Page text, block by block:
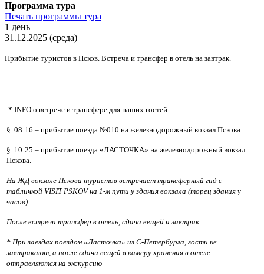
Программа тура
Печать программы тура
1 день
31.12.2025 (среда)
Прибытие туристов в Псков. Встреча и трансфер в отель на завтрак.
* INFO о встрече и трансфере для наших гостей
§ 08:16 – прибытие поезда №010 на железнодорожный вокзал Пскова.
§ 10:25 – прибытие поезда «ЛАСТОЧКА» на железнодорожный вокзал
Пскова.
На ЖД вокзале Пскова туристов встречает трансферный гид с
табличкой VISIT PSKOVна 1-м пути у здания вокзала (торец здания у
часов)
После встречи трансфер в отель, сдача вещей и завтрак.
* При заездах поездом «Ласточка» из С-Петербурга, гости не
завтракают, а после сдачи вещей в камеру хранения в отеле
отправляются на экскурсию